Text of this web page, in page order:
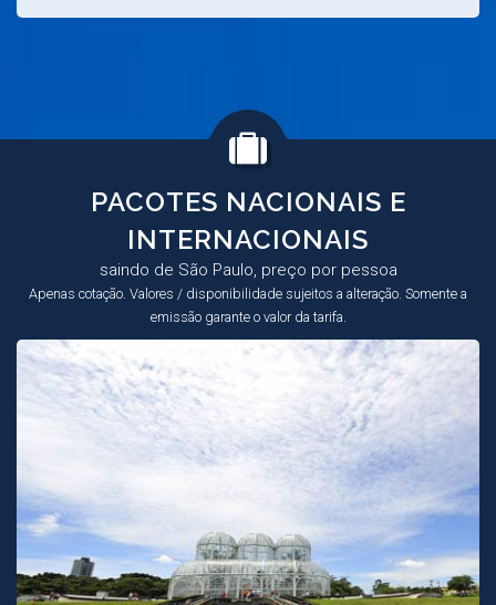
PACOTES NACIONAIS E
INTERNACIONAIS
saindo de São Paulo preço por pessoa
Apenas cotação. Valores / disponibilidade sujeitos a alteração. Somente a
emissão garante o valor da tarifa.